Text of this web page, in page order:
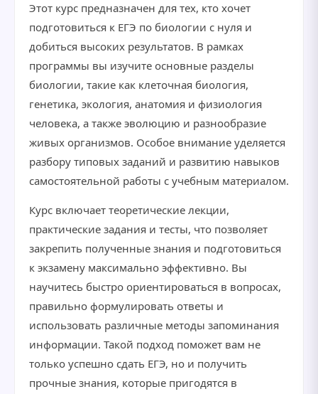
Этот курс предназначен для тех, кто хочет
подготовиться к ЕГЭ по биологии с нуля и
добиться высоких результатов. В рамках
программы вы изучите основные разделы
биологии, такие как клеточная биология,
генетика, экология, анатомия и физиология
человека, а также эволюцию и разнообразие
живых организмов. Особое внимание уделяется
разбору типовых заданий и развитию навыков
самостоятельной работы с учебным материалом.
Курс включает теоретические лекции,
практические задания и тесты, что позволяет
закрепить полученные знания и подготовиться
к экзамену максимально эффективно. Вы
научитесь быстро ориентироваться в вопросах,
правильно формулировать ответы и
использовать различные методы запоминания
информации. Такой подход поможет вам не
только успешно сдать ЕГЭ, но и получить
прочные знания, которые пригодятся в